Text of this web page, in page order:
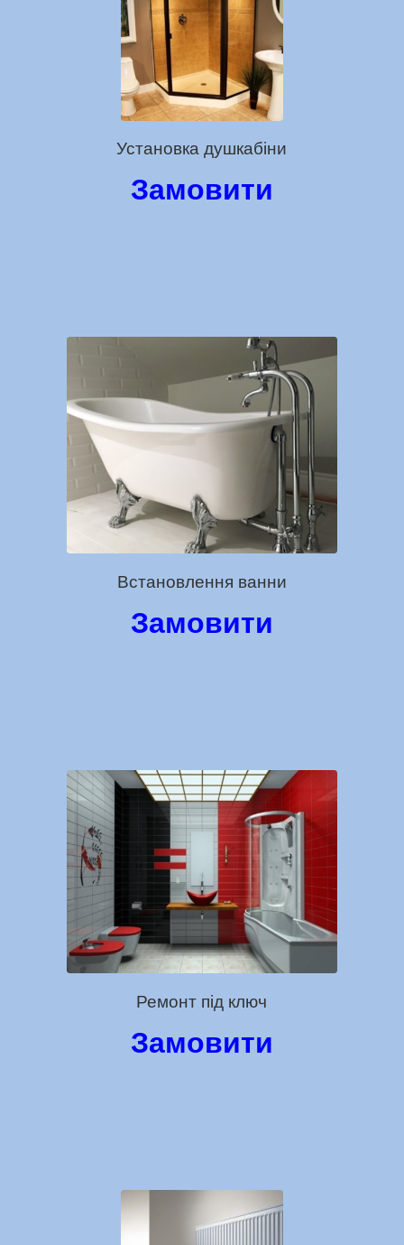
Установка душкабіни
Замовити
Встановлення ванни
Замовити
Ремонт під ключ
Замовити